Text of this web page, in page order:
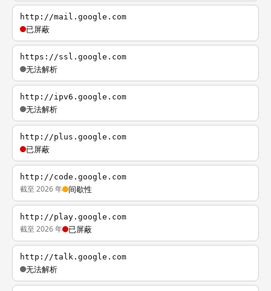
http://mail.google.com
已屏蔽
https://ssl.google.com
无法解析
http://ipv6.google.com
无法解析
http://plus.google.com
已屏蔽
http://code.google.com
截至 2026 年 间歇性
http://play.google.com
截至 2026 年 已屏蔽
http://talk.google.com
无法解析